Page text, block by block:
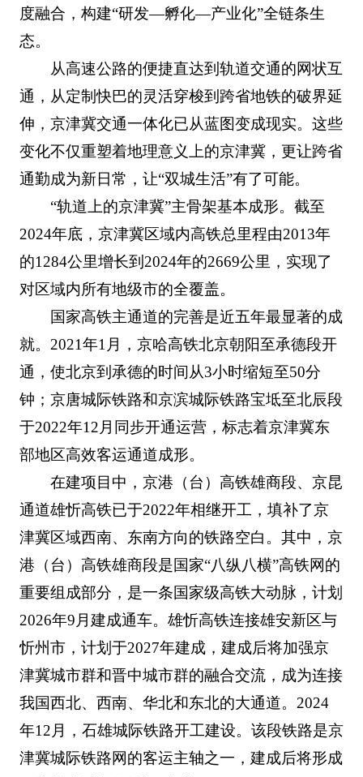
度融合，构建“研发—孵化—产业化”全链条生
态。
从高速公路的便捷直达到轨道交通的网状互
通，从定制快巴的灵活穿梭到跨省地铁的破界延
伸，京津冀交通一体化已从蓝图变成现实。这些
变化不仅重塑着地理意义上的京津冀，更让跨省
通勤成为新日常，让“双城生活”有了可能。
“轨道上的京津冀”主骨架基本成形。截至
2024年底，京津冀区域内高铁总里程由2013年
的1284公里增长到2024年的2669公里，实现了
对区域内所有地级市的全覆盖。
国家高铁主通道的完善是近五年最显著的成
就。2021年1月，京哈高铁北京朝阳至承德段开
通，使北京到承德的时间从3小时缩短至50分
钟；京唐城际铁路和京滨城际铁路宝坻至北辰段
于2022年12月同步开通运营，标志着京津冀东
部地区高效客运通道成形。
在建项目中，京港（台）高铁雄商段、京昆
通道雄忻高铁已于2022年相继开工，填补了京
津冀区域西南、东南方向的铁路空白。其中，京
港（台）高铁雄商段是国家“八纵八横”高铁网的
重要组成部分，是一条国家级高铁大动脉，计划
2026年9月建成通车。雄忻高铁连接雄安新区与
忻州市，计划于2027年建成，建成后将加强京
津冀城市群和晋中城市群的融合交流，成为连接
我国西北、西南、华北和东北的大通道。2024
年12月，石雄城际铁路开工建设。该段铁路是京
津冀城际铁路网的客运主轴之一，建成后将形成